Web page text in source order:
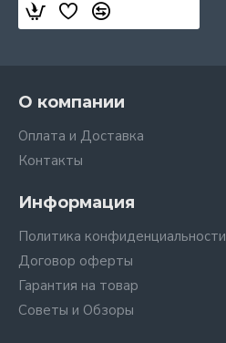
О компании
Оплата и Доставка
Контакты
Информация
Политика конфиденциальности
Договор оферты
Гарантия на товар
Советы и Обзоры